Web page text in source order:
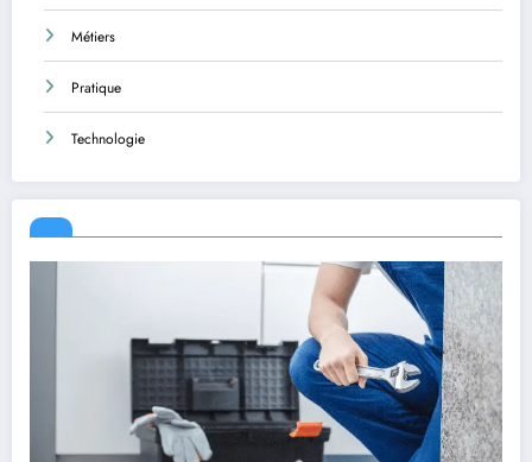
Métiers
Pratique
Technologie